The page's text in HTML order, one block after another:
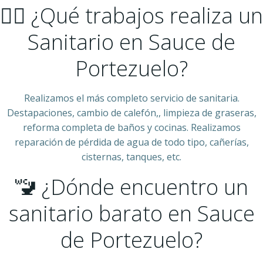
👷‍♂️ ¿Qué trabajos realiza un
Sanitario en Sauce de
Portezuelo?
Realizamos el más completo servicio de sanitaria.
Destapaciones, cambio de calefón,, limpieza de graseras,
reforma completa de baños y cocinas. Realizamos
reparación de pérdida de agua de todo tipo, cañerías,
cisternas, tanques, etc.
🚾 ¿Dónde encuentro un
sanitario barato en Sauce
de Portezuelo?